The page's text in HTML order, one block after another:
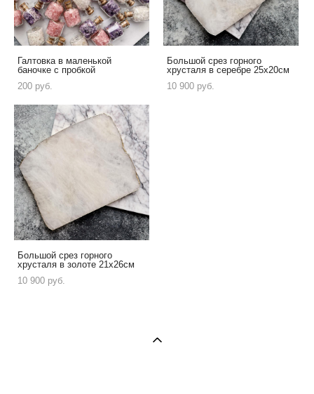
Галтовка в маленькой
баночке с пробкой
200 pуб.
Большой срез горного
хрусталя в серебре 25х20см
10 900 pуб.
Большой срез горного
хрусталя в золоте 21х26см
10 900 pуб.